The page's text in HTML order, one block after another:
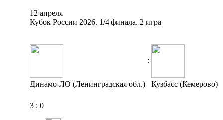
12 апреля
Кубок России 2026. 1/4 финала. 2 игра
:
Динамо-ЛО (Ленинградская обл.) Кузбасс (Кемерово)
3 : 0